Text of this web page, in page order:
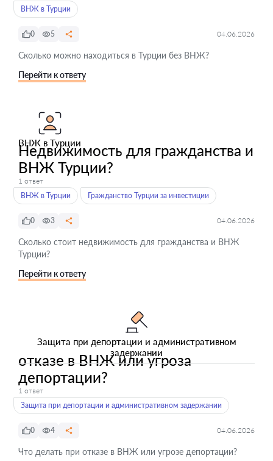
ВНЖ в Турции
0 5 04.06.2026
Сколько можно находиться в Турции без ВНЖ?
Перейти к ответу
ВНЖ в Турции
Недвижимость для гражданства и
ВНЖ Турции?
1 ответ
ВНЖ в Турции
Гражданство Турции за инвестиции
0 3 04.06.2026
Сколько стоит недвижимость для гражданства и ВНЖ
Турции?
Перейти к ответу
Защита при депортации и административном
задержании
отказе в ВНЖ или угроза
депортации?
1 ответ
Защита при депортации и административном задержании
0 4 04.06.2026
Что делать при отказе в ВНЖ или угрозе депортации?